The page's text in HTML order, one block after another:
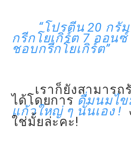
“โปรตีน 20 กรั
กรีกโยเกิร์ต 7 ออน
ชอบกรีกโยเกิร์ต”
เราก็ยังสามารถ
ได้โดยการ ดื่มนมไ
แก้วใหญ่ ๆ นั่นเอง !
ใช่มั้ยล่ะคะ!